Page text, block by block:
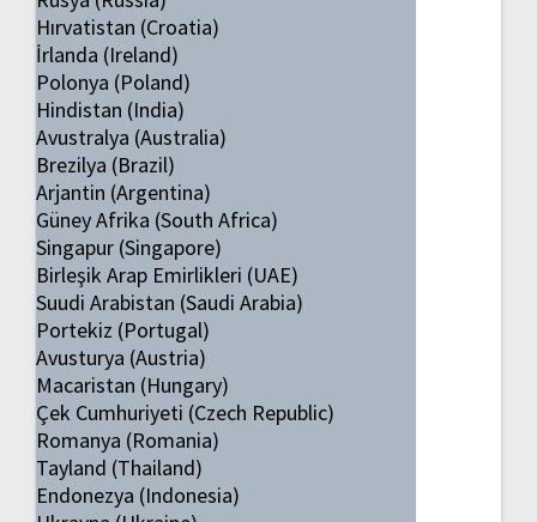
Hırvatistan (Croatia)
İrlanda (Ireland)
Polonya (Poland)
Hindistan (India)
Avustralya (Australia)
Brezilya (Brazil)
Arjantin (Argentina)
Güney Afrika (South Africa)
Singapur (Singapore)
Birleşik Arap Emirlikleri (UAE)
Suudi Arabistan (Saudi Arabia)
Portekiz (Portugal)
Avusturya (Austria)
Macaristan (Hungary)
Çek Cumhuriyeti (Czech Republic)
Romanya (Romania)
Tayland (Thailand)
Endonezya (Indonesia)